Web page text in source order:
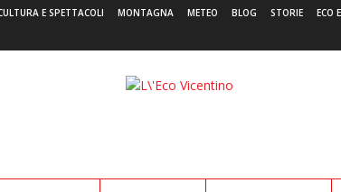
E SPETTACOLI MONTAGNA METEO BLOG STORIE ECO
L'Eco